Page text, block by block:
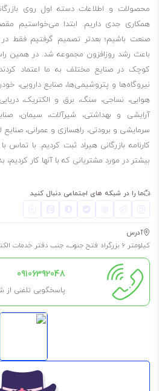
تمایل پایین به کف کردن
مناسب برای روانکاری طولانی مدت
صرفه جویی در تعمیر قطعات
جلوگیری از تشکیل رسوبات
پایداری حرارتی بالا
بگویم مظروف 20
داشته باشید، برای چک کردن موجودی انبار
شما موجود هست یا نه، باید با شماره‌هایی
برای طولانی شدن عمر روغن و گریس، حتما
مسقف نگهداری شود. به این معنی که در
تا طول عمر آن کم نشود.
همچنین اگر نیاز به آن ندارید، تا جای
مطمئن هستید مدت کوتاهی آن را استفاده
محصولات و اطلاعات دسته اول روی
همکاری جدی داریم. ابتدا می‌خواستیم
صنعت باشیم؛ بعدتر تصمیم گرفتیم فقط در
کوچک در صنایع مختلف به ما اعتماد کردند؛
نیروگاه‌ها و پتروشیمی‌ها، صنایع دارویی،
هوایی، نساجی، سنگ، برق و الکتریک،
آرایشی و بهداشتی، شیرآلات، سیمان،
سرمایشی و برودتی، راهسازی و عمرانی،
کارنامه بازرگانی هیراد ثبت کردیم. با تماس
بیشتر در مورد مشتریانی که با آنها کار
ما را در شبکه های اجتماعی دنبال کنید
آدرس
کیلومتر 6 بزرگراه فتح جنوب، جنب دفتر خدمات الکترونیک شهر، پلاک 588 و 600
09106392048
پاسخگویی تلفنی از